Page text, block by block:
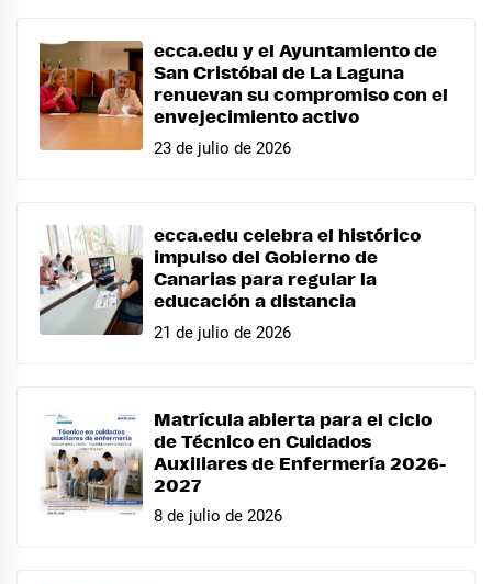
ecca.edu y el Ayuntamiento de
San Cristóbal de La Laguna
renuevan su compromiso con el
envejecimiento activo
23 de julio de 2026
ecca.edu celebra el histórico
impulso del Gobierno de
Canarias para regular la
educación a distancia
21 de julio de 2026
Matrícula abierta para el ciclo
de Técnico en Cuidados
Auxiliares de Enfermería 2026-
2027
8 de julio de 2026